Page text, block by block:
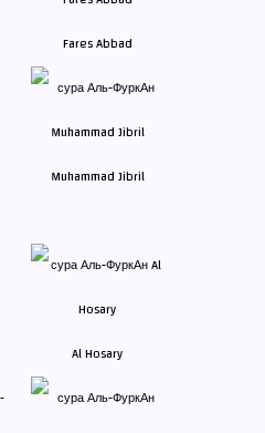
Fares Abbad
Muhammad Jibril
Al Hosary